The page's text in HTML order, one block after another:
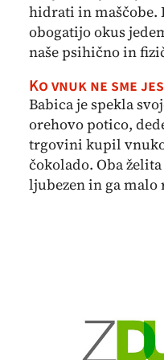
hidrati in maščobe.
obogatijo okus
naše psihično in
Ko vnuk ne sme
Babica je spekla
orehovo potico,
trgovini kupil
čokolado. Oba
ljubezen in ga malo